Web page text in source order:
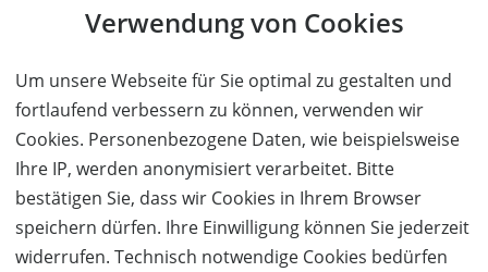
Verwendung von Cookies
Um unsere Webseite für Sie optimal zu gestalten und
fortlaufend verbessern zu können, verwenden wir
Cookies. Personenbezogene Daten, wie beispielsweise
Ihre IP, werden anonymisiert verarbeitet. Bitte
bestätigen Sie, dass wir Cookies in Ihrem Browser
speichern dürfen. Ihre Einwilligung können Sie jederzeit
widerrufen. Technisch notwendige Cookies bedürfen
Kauf über bestehendes Kundenkonto
Wenn Sie bereits ein Kundenkonto haben, können Sie sich
nachfolgend einloggen. Die Daten, die zur Bestellung nötig sind,
werden dann automatisch aus Ihrem Kundenkonto
übernommen.